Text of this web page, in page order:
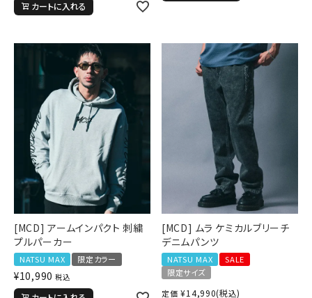
キーワードから探す
価格から探す
カートに入れる
[MCD] アームインパクト 刺繍
プルパーカー
NATSU MAX 限定カラー
¥10,990 税込
[MCD] ムラ ケミカルブリーチ
デニムパンツ
NATSU MAX
SALE
限定サイズ
定価 ¥14,990(税込)